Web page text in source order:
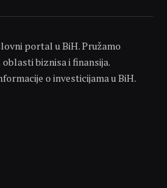
portal u BiH. Pružamo
biznisa i finansija.
o investicijama u BiH.